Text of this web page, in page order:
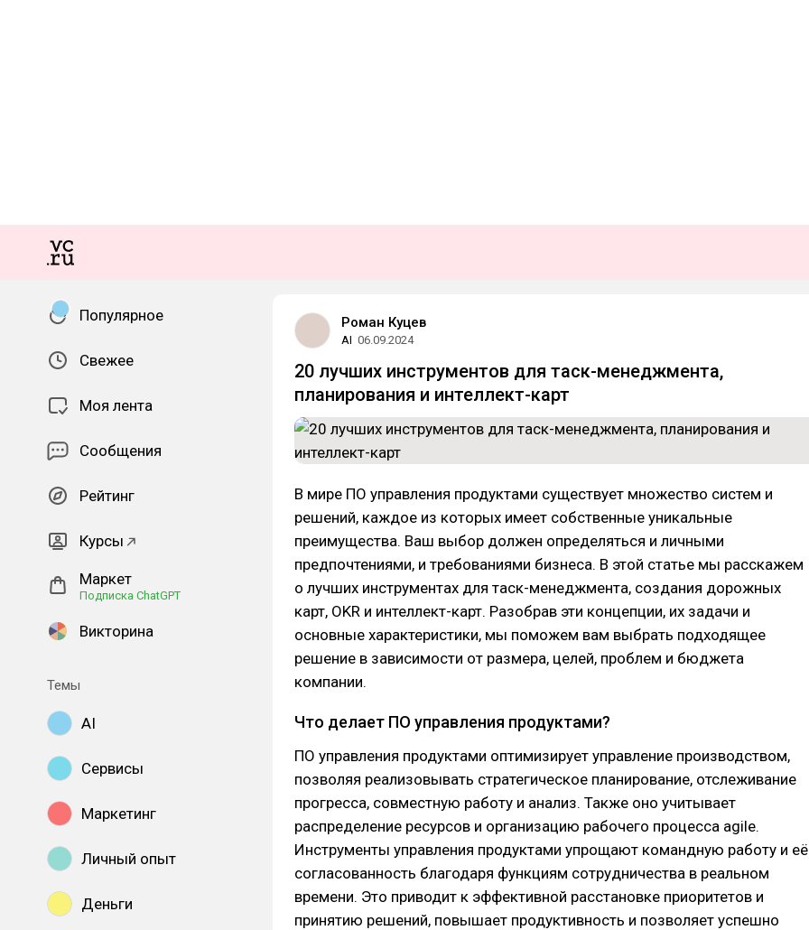
Популярное
Свежее
Моя лента
Сообщения
Рейтинг
Курсы
Маркет
Подписка ChatGPT
Викторина
Темы
AI
Сервисы
Маркетинг
Личный опыт
Деньги
Роман Куцев
AI 06.09.2024
20 лучших инструментов для таск-менеджмента,
планирования и интеллект-карт
В мире ПО управления продуктами существует множество систем и
решений, каждое из которых имеет собственные уникальные
преимущества. Ваш выбор должен определяться и личными
предпочтениями, и требованиями бизнеса. В этой статье мы расскажем
о лучших инструментах для таск-менеджмента, создания дорожных
карт, OKR и интеллект-карт. Разобрав эти концепции, их задачи и
основные характеристики, мы поможем вам выбрать подходящее
решение в зависимости от размера, целей, проблем и бюджета
компании.
Что делает ПО управления продуктами?
ПО управления продуктами оптимизирует управление производством,
позволяя реализовывать стратегическое планирование, отслеживание
прогресса, совместную работу и анализ. Также оно учитывает
распределение ресурсов и организацию рабочего процесса agile.
Инструменты управления продуктами упрощают командную работу и её
согласованность благодаря функциям сотрудничества в реальном
времени. Это приводит к эффективной расстановке приоритетов и
принятию решений, повышает продуктивность и позволяет успешно